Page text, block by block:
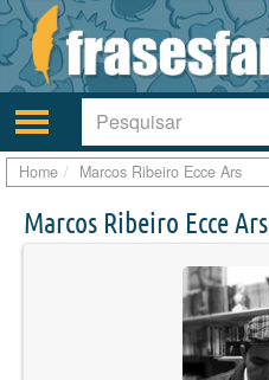
Ativar/desativar
a
navegação
Home Marcos Ribeiro Ecce Ars
Marcos Ribeiro Ecce Ars